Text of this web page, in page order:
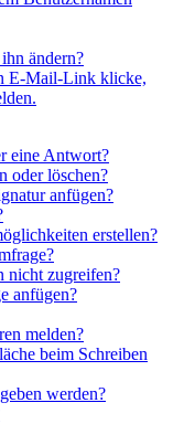
ändern?
E-Mail-Link klicke,
eine Antwort?
oder löschen?
anfügen?
erstellen?
nicht zugreifen?
anfügen?
melden?
beim Schreiben
werden?